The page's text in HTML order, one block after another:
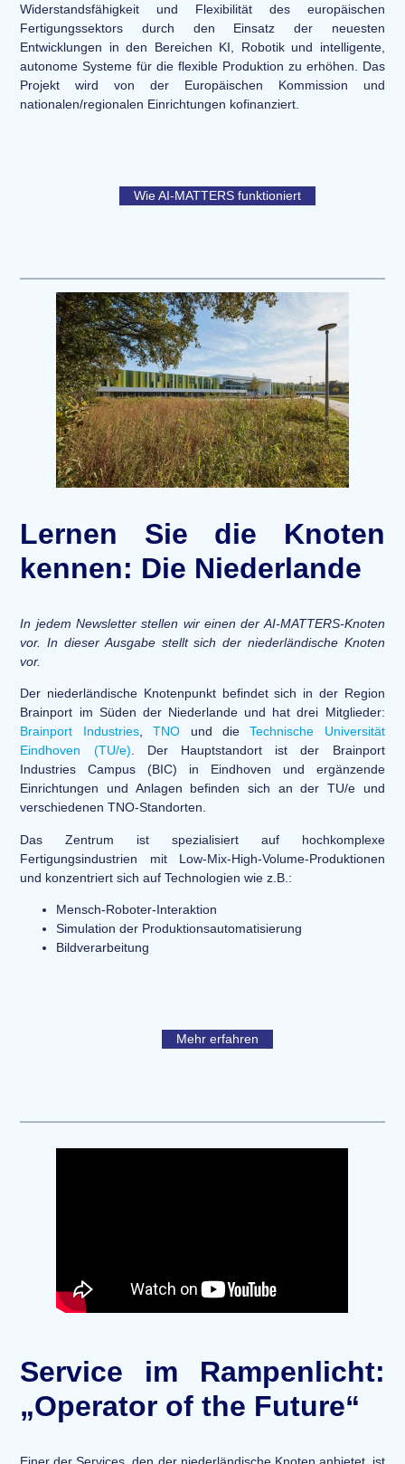
Widerstandsfähigkeit und Flexibilität des europäischen
Fertigungssektors durch den Einsatz der neuesten
Entwicklungen in den Bereichen KI, Robotik und intelligente,
autonome Systeme für die flexible Produktion zu erhöhen. Das
Projekt wird von der Europäischen Kommission und
nationalen/regionalen Einrichtungen kofinanziert.
Wie AI-MATTERS funktioniert
Lernen Sie die Knoten
kennen: Die Niederlande
In jedem Newsletter stellen wir einen der AI-MATTERS-Knoten
vor. In dieser Ausgabe stellt sich der niederländische Knoten
vor.
Der niederländische Knotenpunkt befindet sich in der Region
Brainport im Süden der Niederlande und hat drei Mitglieder:
Brainport Industries,TNO und dieTechnische Universität
Eindhoven (TU/e) . Der Hauptstandort ist der Brainport
Industries Campus (BIC) in Eindhoven und ergänzende
Einrichtungen und Anlagen befinden sich an der TU/e und
verschiedenen TNO-Standorten.
Das Zentrum ist spezialisiert auf hochkomplexe
Fertigungsindustrien mit Low-Mix-High-Volume-Produktionen
und konzentriert sich auf Technologien wie z.B.:
Mensch-Roboter-Interaktion
Simulation der Produktionsautomatisierung
Bildverarbeitung
Mehr erfahren
Service im Rampenlicht:
„Operator of the Future“